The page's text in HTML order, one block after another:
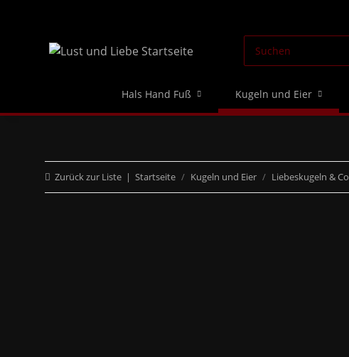
Hals Hand Fuß Kugeln und Eier
Zurück zur Liste Startseite Kugeln und Eier Liebeskugeln & Co